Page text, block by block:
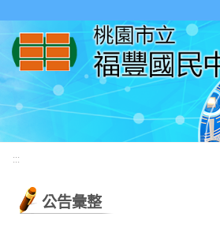
:::
公告彙整